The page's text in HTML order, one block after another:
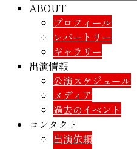
ABOUT
プロフィール
レパートリー
ギャラリー
出演情報
公演スケジュール
メディア
過去のイベント
コンタクト
出演依頼